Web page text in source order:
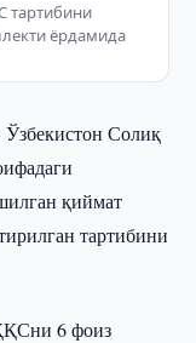
тартибини
ёрдамида
Ўзбекистон Солиқ
қиймат
тартибини
6 фоиз